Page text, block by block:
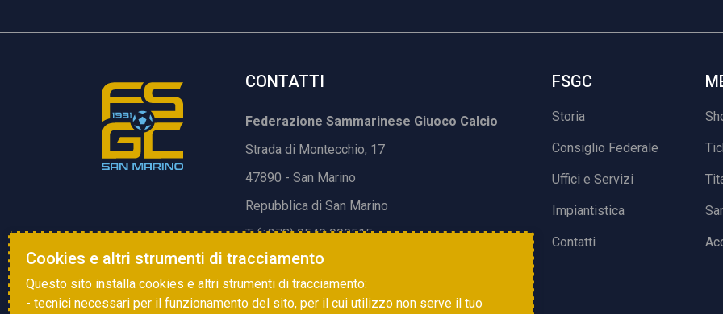
CONTATTI
Federazione Sammarinese Giuoco Calcio
Strada di Montecchio, 17
47890 - San Marino
Repubblica di San Marino
T. (+378) 0549 990515
E.info@fsgc.sm
FSGC
Storia
Consiglio Federale
Uffici e Servizi
Impiantistica
Contatti
Cookies e altri strumenti di tracciamento
Questo sito installa cookies e altri strumenti di tracciamento:
- tecnici necessari per il funzionamento del sito, per il cui utilizzo non serve il tuo